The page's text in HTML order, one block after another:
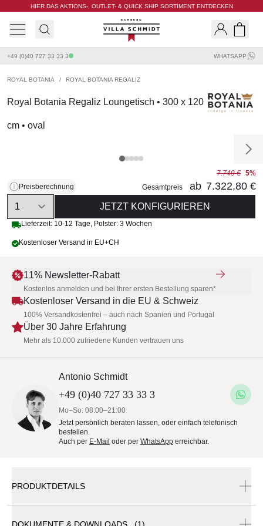
HIER DAS AKTIONS-, OUTLET- & QUICK SHIP SORTIMENT ENTDECKEN
Villa Schmidt
+49 (0)40 727 33 33 3 WHATSAPP
ROYAL BOTANIA / ROYAL BOTANIA REGALIZ
Royal Botania Regaliz Loungetisch • 300 x 120
cm • oval
Preisberechnung
7.749 € 5%
Gesamtpreis
ab 7.322,80 €
Quantity
JETZT KONFIGURIEREN
Lieferzeit: 10-12 Tage, Polster: 3 Wochen
Kostenloser Versand in EU+CH
11% Newsletter-Rabatt
Kostenlos anmelden und bei Ihrer ersten Bestellung sparen*
Kostenloser Versand in die EU & Schweiz
100% Versandkostenfrei – auch nach Spanien und Portugal
Über 30 Jahre Erfahrung
Mehr als 10.000 zufriedene Kunden vertrauen uns
Antonio Schmidt
+49 (0)40 727 33 33 3
Mo–So: 08:00–21:00
Jetzt persönlich beraten lassen, oder einfach telefonisch
bestellen.
Auch per E-Mail oder per WhatsApp erreichbar.
PRODUKTDETAILS
DOKUMENTE & DOWNLOADS (1)